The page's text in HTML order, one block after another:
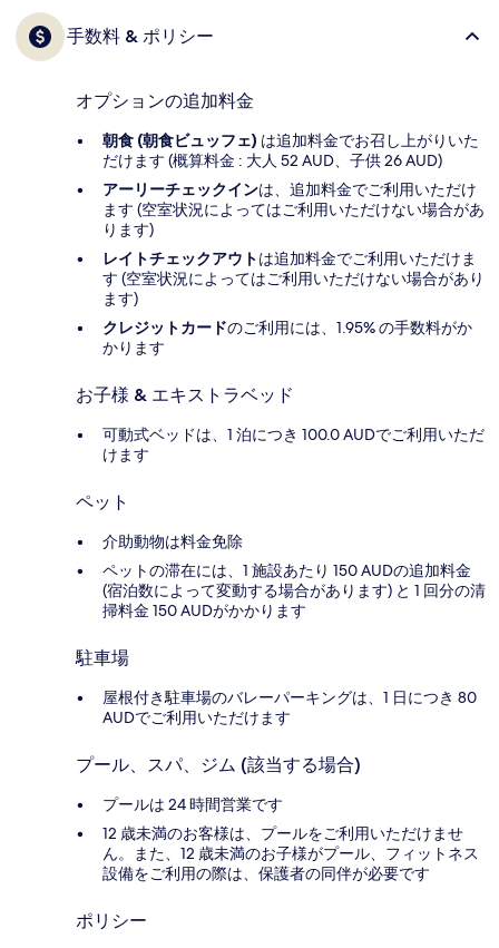
手数料 & ポリシー
オプションの追加料金
朝食 (朝食ビュッフェ) は追加料金でお召し上がりいた
だけます (概算料金 : 大人 52 AUD、子供 26 AUD)
アーリーチェックインは、追加料金でご利用いただけ
ます (空室状況によってはご利用いただけない場合があ
ります)
レイトチェックアウトは追加料金でご利用いただけま
す (空室状況によってはご利用いただけない場合があり
ます)
クレジットカードのご利用には、1.95% の手数料がか
かります
お子様 & エキストラベッド
可動式ベッドは、1 泊につき 100.0 AUDでご利用いただ
けます
ペット
介助動物は料金免除
ペットの滞在には、1 施設あたり 150 AUDの追加料金
(宿泊数によって変動する場合があります) と 1 回分の清
掃料金 150 AUDがかかります
駐車場
屋根付き駐車場のバレーパーキングは、1 日につき 80
AUDでご利用いただけます
プール、スパ、ジム (該当する場合)
プールは 24 時間営業です
12 歳未満のお客様は、プールをご利用いただけませ
ん。また、12 歳未満のお子様がプール、フィットネス
設備をご利用の際は、保護者の同伴が必要です
ポリシー